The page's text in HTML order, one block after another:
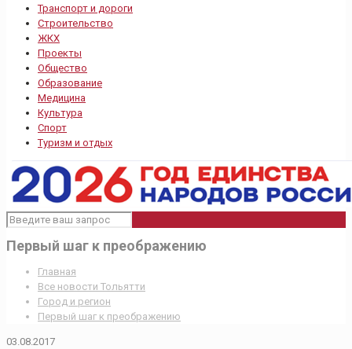
Транспорт и дороги
Строительство
ЖКХ
Проекты
Общество
Образование
Медицина
Культура
Спорт
Туризм и отдых
Первый шаг к преображению
Главная
Все новости Тольятти
Город и регион
Первый шаг к преображению
03.08.2017